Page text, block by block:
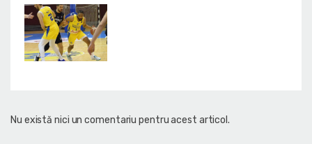
Nu există nici un comentariu pentru acest articol.